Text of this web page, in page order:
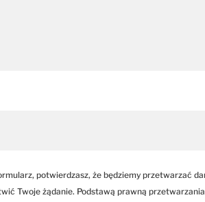
potwierdzasz, że będziemy przetwarzać
Twoje żądanie. Podstawą prawną